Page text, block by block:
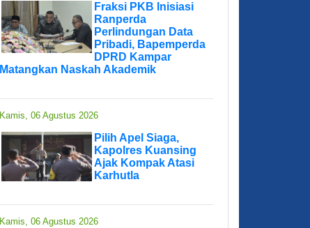
Fraksi PKB Inisiasi
Ranperda
Perlindungan Data
Pribadi, Bapemperda
DPRD Kampar
Matangkan Naskah Akademik
Kamis, 06 Agustus 2026
Pilih Apel Siaga,
Kapolres Kuansing
Ajak Kompak Atasi
Karhutla
Kamis, 06 Agustus 2026